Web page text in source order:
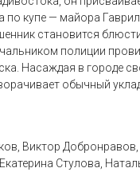
по купе — майора
становится
полиции
Насаждая в городе
обычный
Виктор
Стулова,